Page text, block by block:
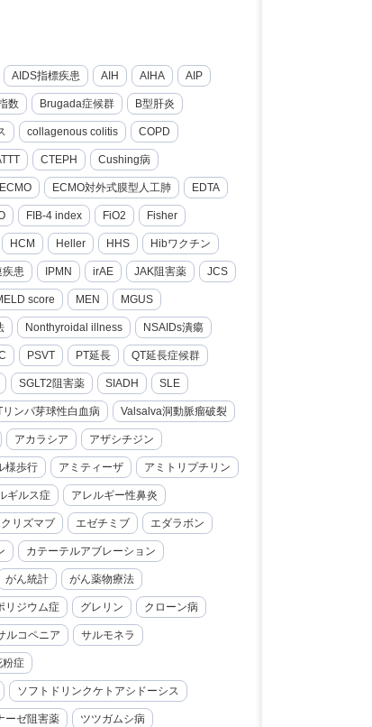
AIDS指標疾患 AIH AIHA AIP
数 Brugada症候群 B型肝炎
collagenous colitis COPD
CTEPH Cushing病
ECMO ECMO対外式膜型人工肺 EDTA
FIB-4 index FiO2 Fisher
HCM Heller HHS Hibワクチン
患 IPMN irAE JAK阻害薬 JCS
score MEN MGUS
Nonthyroidal illness NSAIDs潰瘍
PSVT PT延長 QT延長症候群
SGLT2阻害薬 SIADH SLE
リンパ芽球性白血病 Valsalva洞動脈瘤破裂
アカラシア アザシチジン
様歩行 アミティーザ アミトリプチリン
ギルス症 アレルギー性鼻炎
リズマブ エゼチミブ エダラボン
カテーテルアブレーション
がん統計 がん薬物療法
リジウム症 グレリン クローン病
ルコペニア サルモネラ
粉症
ソフトドリンクケトアシドーシス
ーゼ阻害薬 ツツガムシ病